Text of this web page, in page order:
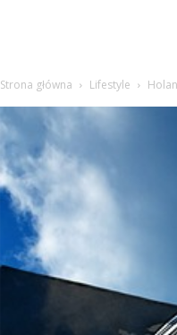
Strona główna Lifestyle